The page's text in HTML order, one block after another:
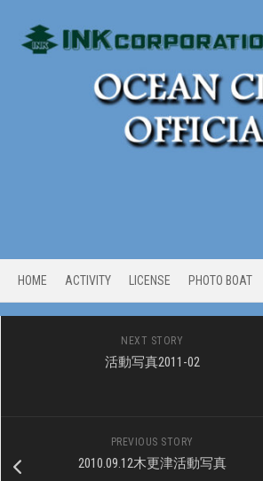
content
HOME ACTIVITY LICENSE PHOTO BOAT
NEXT STORY
活動写真2011-02
PREVIOUS STORY
2010.09.12木更津活動写真